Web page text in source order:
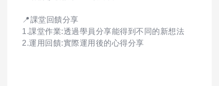
📍課堂回饋分享
1.課堂作業:透過學員分享能得到不同的新想法
2.運用回饋:實際運用後的心得分享